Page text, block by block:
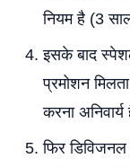
नियम है (3
इसके बाद
प्रमोशन
करना
फिर